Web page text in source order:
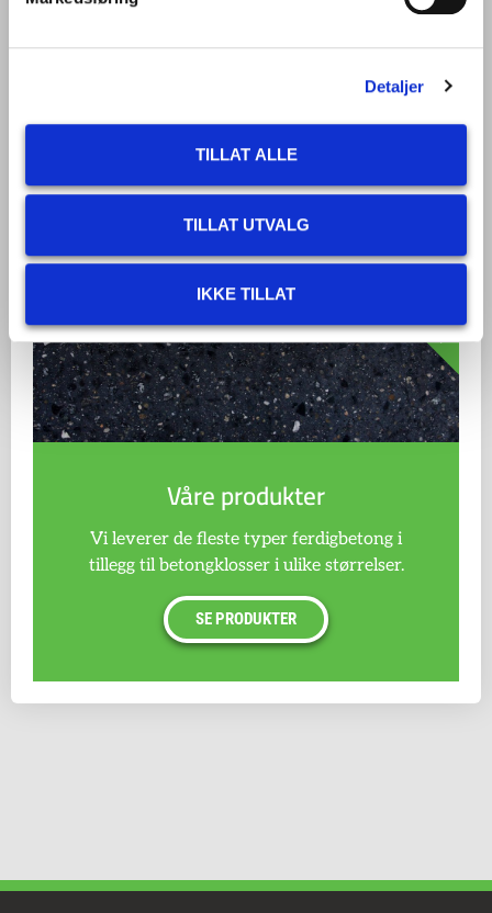
Detaljer
TILLAT ALLE
TILLAT UTVALG
IKKE TILLAT
Våre beste tips
Gjennom flere år har vi bygget et bibliotek
SE ALLE TIPS
Våre produkter
Vi leverer de fleste typer ferdigbetong i
tillegg til betongklosser i ulike størrelser.
SE PRODUKTER
PRODUKTER